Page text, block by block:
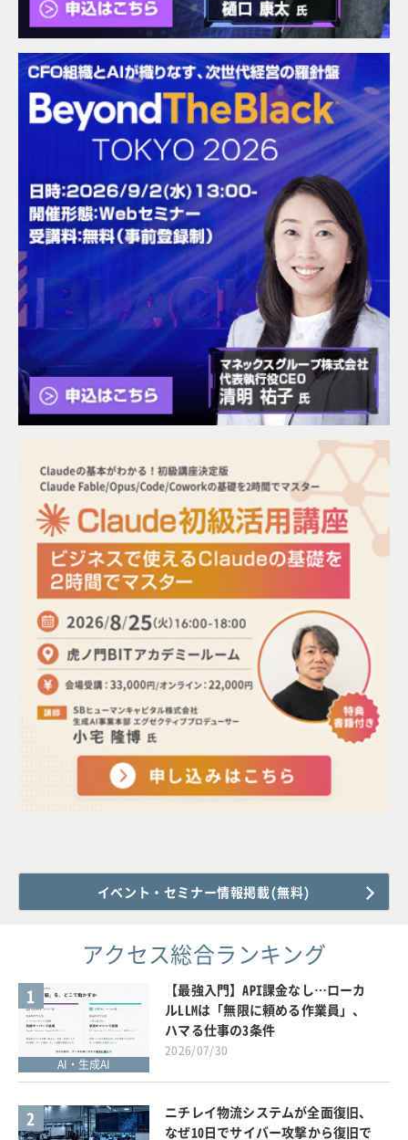
イベント・セミナー情報掲載(無料)
アクセス総合ランキング
1
AI・生成AI
【最強入門】API課金なし…ローカ
ルLLMは「無限に頼める作業員」、
ハマる仕事の3条件
2026/07/30
2
ニチレイ物流システムが全面復旧、
なぜ10日でサイバー攻撃から復旧で